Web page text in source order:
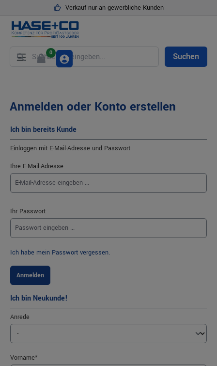
Verkauf nur an gewerbliche Kunden
Suchen
0
Anmelden oder Konto erstellen
Ich bin bereits Kunde
Einloggen mit E-Mail-Adresse und Passwort
Ihre E-Mail-Adresse
Ihr Passwort
Ich habe mein Passwort vergessen.
Anmelden
Ich bin Neukunde!
Persönliche Informationen
Anrede
Vorname*